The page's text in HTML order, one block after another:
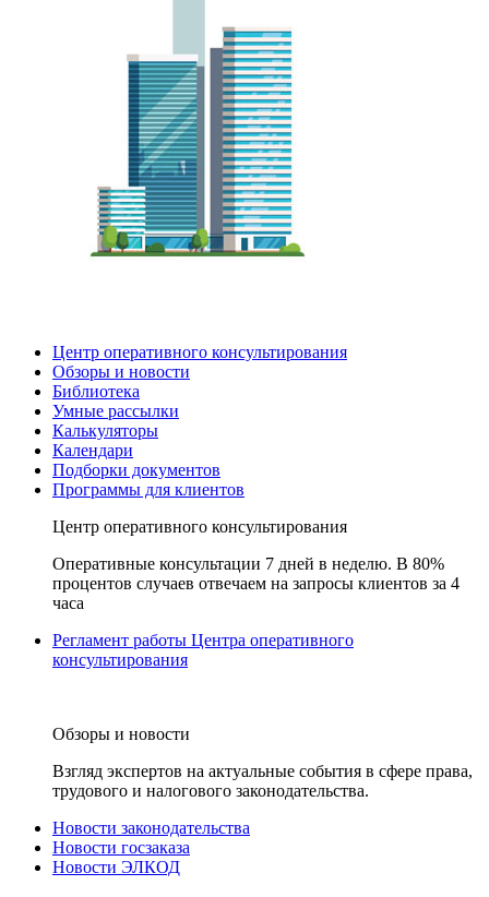
Центр оперативного консультирования
Обзоры и новости
Библиотека
Умные рассылки
Калькуляторы
Календари
Подборки документов
Программы для клиентов
Центр оперативного консультирования
Оперативные консультации 7 дней в неделю. В 80%
процентов случаев отвечаем на запросы клиентов за 4
часа
Регламент работы Центра оперативного
консультирования
Обзоры и новости
Взгляд экспертов на актуальные события в сфере права,
трудового и налогового законодательства.
Новости законодательства
Новости госзаказа
Новости ЭЛКОД